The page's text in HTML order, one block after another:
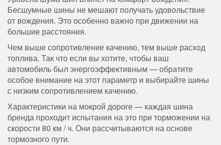
Бесшумные шины не мешают получать удовольствие
от вождения. Это особенно важно при движении на
большие расстояния.
Чем выше сопротивление качению, тем выше расход
топлива. Так что если вы хотите, чтобы ваш
автомобиль был энергоэффективным — обратите
особое внимание на этот параметр и выбирайте шины
с низким сопротивлением качению.
Характеристики на мокрой дороге — каждая шина
бренда проходит испытания на это при торможении на
скорости 80 км / ч. Они рассчитываются на основе
тормозного пути.